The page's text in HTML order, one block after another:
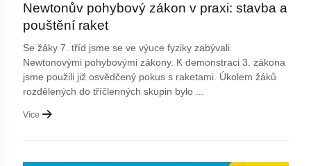
Newtonův pohybový zákon v praxi: stavba a
pouštění raket
Se žáky 7. tříd jsme se ve výuce fyziky zabývali
Newtonovými pohybovými zákony. K demonstraci 3. zákona
jsme použili již osvědčený pokus s raketami. Úkolem žáků
rozdělených do tříčlenných skupin bylo ...
Více